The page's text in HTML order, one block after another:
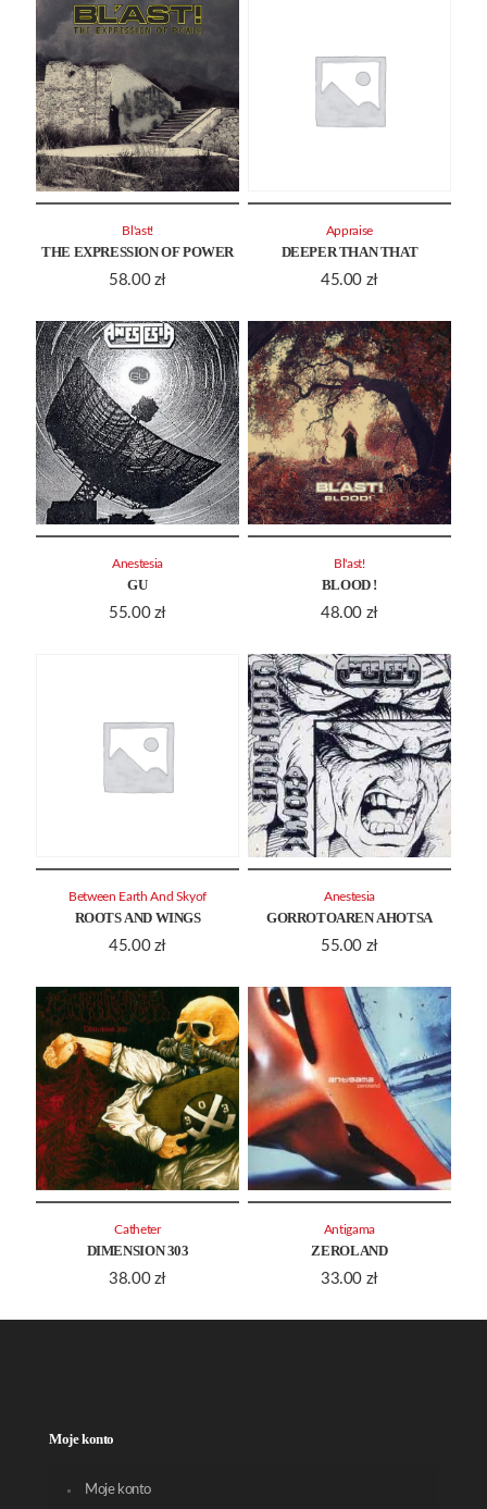
THE EXPRESSION OF POWER
58.00 zł
Bl'ast!
DEEPER THAN THAT
45.00 zł
Appraise
GU
55.00 zł
Anestesia
BLOOD !
48.00 zł
Bl'ast!
ROOTS AND WINGS
45.00 zł
Between Earth And Skyof
GORROTOAREN AHOTSA
55.00 zł
Anestesia
DIMENSION 303
38.00 zł
Catheter
ZEROLAND
33.00 zł
Antigama
Moje konto
Moje konto